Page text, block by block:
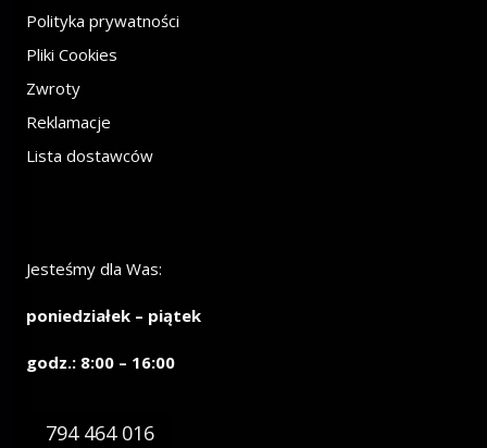
Polityka prywatności
Pliki Cookies
Zwroty
Reklamacje
Lista dostawców
Jesteśmy dla Was:
poniedziałek – piątek
godz.: 8:00 – 16:00
794 464 016